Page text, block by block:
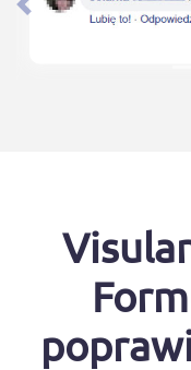
Wstecz